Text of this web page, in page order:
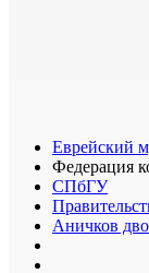
Еврейский
Федерация
СПбГУ
Аничков